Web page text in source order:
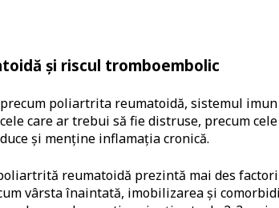
și riscul tromboembolic
poliartrita reumatoidă, sistemul
care ar trebui să fie distruse, precum
și menține inflamația cronică.
reumatoidă prezintă mai des
vârsta înaintată, imobilizarea și